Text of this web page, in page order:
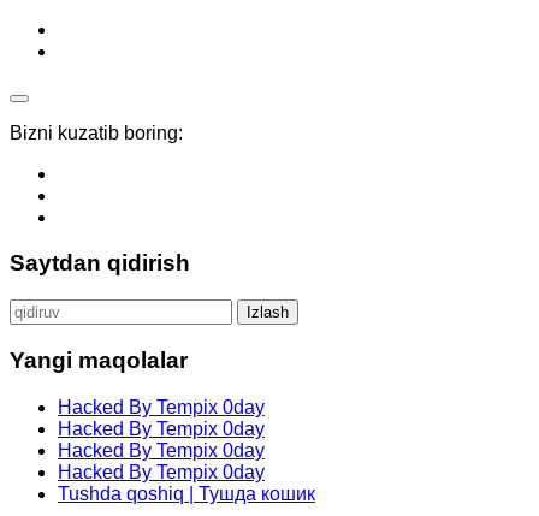
Bizni kuzatib boring:
Saytdan qidirish
Qidirshish:
Yangi maqolalar
Hacked By Tempix 0day
Hacked By Tempix 0day
Hacked By Tempix 0day
Hacked By Tempix 0day
Tushda qoshiq | Тушда кошик